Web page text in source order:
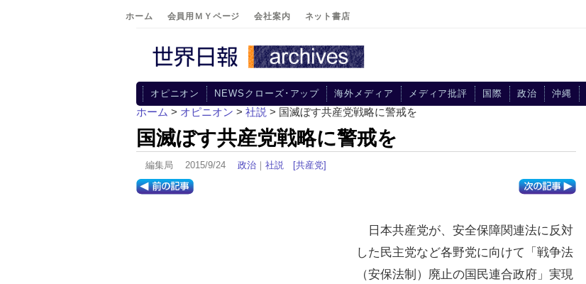
ホーム 会員用ＭＹページ 会社案内 ネット書店
オピニオン NEWSクローズ･アップ 海外メディア メディア批評 国際 政治 沖縄
ホーム > オピニオン > 社説 > 国滅ぼす共産党戦略に警戒を
国滅ぼす共産党戦略に警戒を
編集局 2015/9/24 政治 ｜ 社説 [共産党]
日本共産党が、安全保障関連法に反対
した民主党など各野党に向けて「戦争法
（安保法制）廃止の国民連合政府」実現